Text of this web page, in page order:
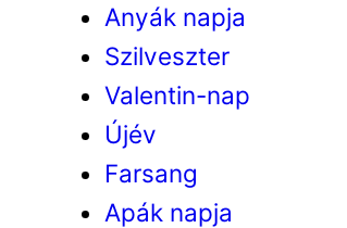
Anyák napja
Szilveszter
Valentin-nap
Újév
Farsang
Apák napja